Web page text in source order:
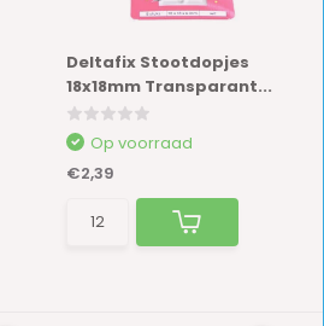
Deltafix Stootdopjes
18x18mm Transparant...
Op voorraad
€2,39